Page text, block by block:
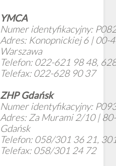
YMCA
Numer identyfikacyjny:
Adres: Konopnickiej 6 | 00-
Warszawa
Telefon: 022-621 98 48,
Telefax: 022-628 90 37
ZHP Gdańsk
Numer identyfikacyjny:
Adres: Za Murami 2/10 |
Gdańsk
Telefon: 058/301 36 21,
Telefax: 058/301 24 72